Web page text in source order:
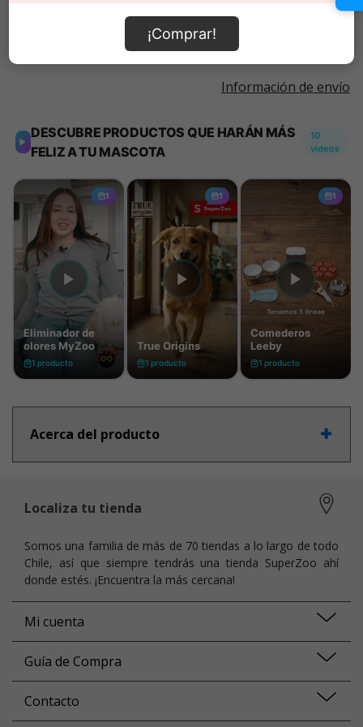
Añadir al carrito
Información de envío
Acerca del producto
¡Comprar!
Localiza tu tienda
Somos una familia de más de 70 tiendas a lo largo de todo
Chile, así que siempre tendrás una tienda SuperZoo ahí
donde estés. ¡Encuentra la más cercana!
Mi cuenta
Guía de Compra
Contacto